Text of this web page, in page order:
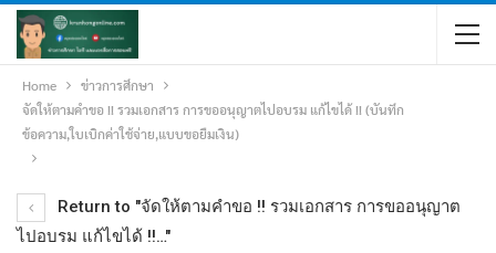
Home
ข่าวการศึกษา
จัดให้ตามคำขอ !! รวมเอกสาร การขออนุญาตไปอบรม แก้ไขได้ !! (บันทึก
ข้อความ,ใบเบิกค่าใช้จ่าย,แบบขอยืมเงิน)
Return to "จัดให้ตามคำขอ !! รวมเอกสาร การขออนุญาต
ไปอบรม แก้ไขได้ !!…"